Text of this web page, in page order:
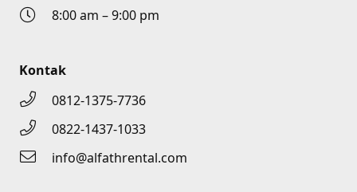
8:00 am – 9:00 pm
Kontak
0812-1375-7736
0822-1437-1033
info@alfathrental.com